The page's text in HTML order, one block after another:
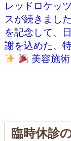
レッドロケッ
スが続きまし
を記念して、
謝を込めた、
美容施
臨時休診